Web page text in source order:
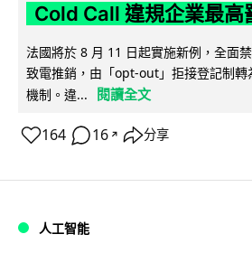
Cold Call 違規企業最高
法國將於 8 月 11 日起實施新例，全面
致電推銷，由「opt-out」拒接登記制
機制。違...
閱讀全文
164 16 ↗ 分享
人工智能